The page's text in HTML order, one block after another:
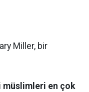
Miller, bir
müslimleri en çok